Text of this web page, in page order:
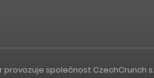
společnost CzechCrunch